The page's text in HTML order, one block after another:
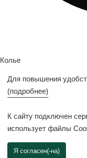
Колье
Подвески
Иконы
Для повышения
(подробнее)
К сайту подключен
использует файлы
Я согласен(-на)